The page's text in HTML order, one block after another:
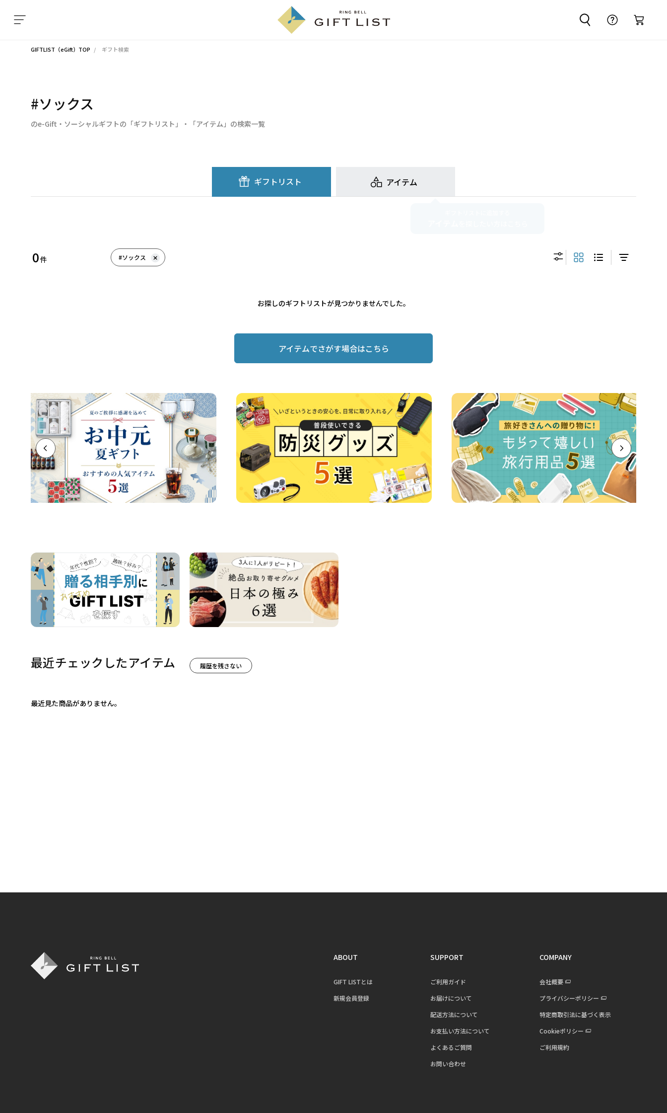
GIFTLIST（eGift）TOP ギフト検索
#ソックス
のe-Gift・ソーシャルギフトの「ギフトリスト」・「アイテム」の検索一覧
ギフトリスト アイテム
#ソックス
0件
お探しのギフトリストが見つかりませんでした。
アイテムでさがす場合はこちら
Next
最近チェックしたアイテム
最近見た商品がありません。
履歴を残さない
ABOUT
GIFT LISTとは
新規会員登録
SUPPORT
ご利用ガイド
お届けについて
配送方法について
お支払い方法について
よくあるご質問
お問い合わせ
COMPANY
会社概要
プライバシーポリシー
特定商取引法に基づく表示
Cookieポリシー
ご利用規約